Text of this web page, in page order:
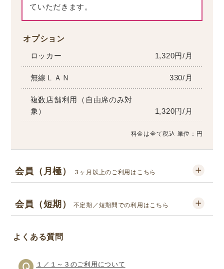
ていただきます。
オプション
ロッカー 1,320円/月
無線ＬＡＮ 330/月
複数店舗利用（自由席のみ対
象）
1,320円/月
料金は全て税込 単位：円
会員（月極） ３ヶ月以上のご利用はこちら
会員（短期） 不定期／短期間での利用はこちら
よくある質問
１／１～３のご利用について